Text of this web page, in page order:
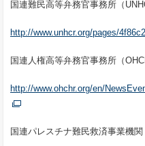
国連難民高等弁務官事務所（
http://www.unhcr.org/pages/
国連人権高等弁務官事務所（
http://www.ohchr.org/en/
国連パレスチナ難民救済事業機関